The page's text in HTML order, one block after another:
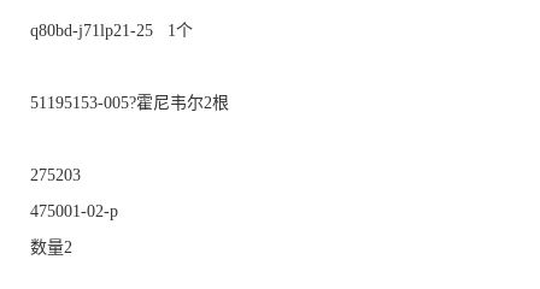
q80bd-j71lp21-25 1个
51195153-005?霍尼韦尔2根
275203
475001-02-p
数量2